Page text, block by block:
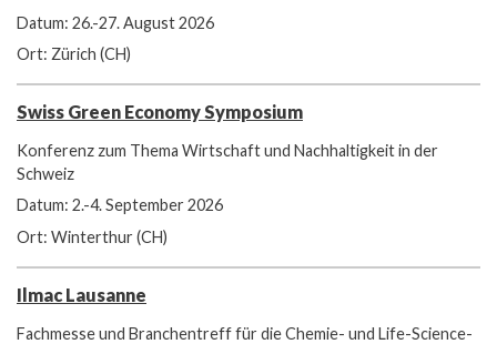
Datum: 26.-27. August 2026
Ort: Zürich (CH)
Swiss Green Economy Symposium
Konferenz zum Thema Wirtschaft und Nachhaltigkeit in der
Schweiz
Datum: 2.-4. September 2026
Ort: Winterthur (CH)
Ilmac Lausanne
Fachmesse und Branchentreff für die Chemie- und Life-Science-